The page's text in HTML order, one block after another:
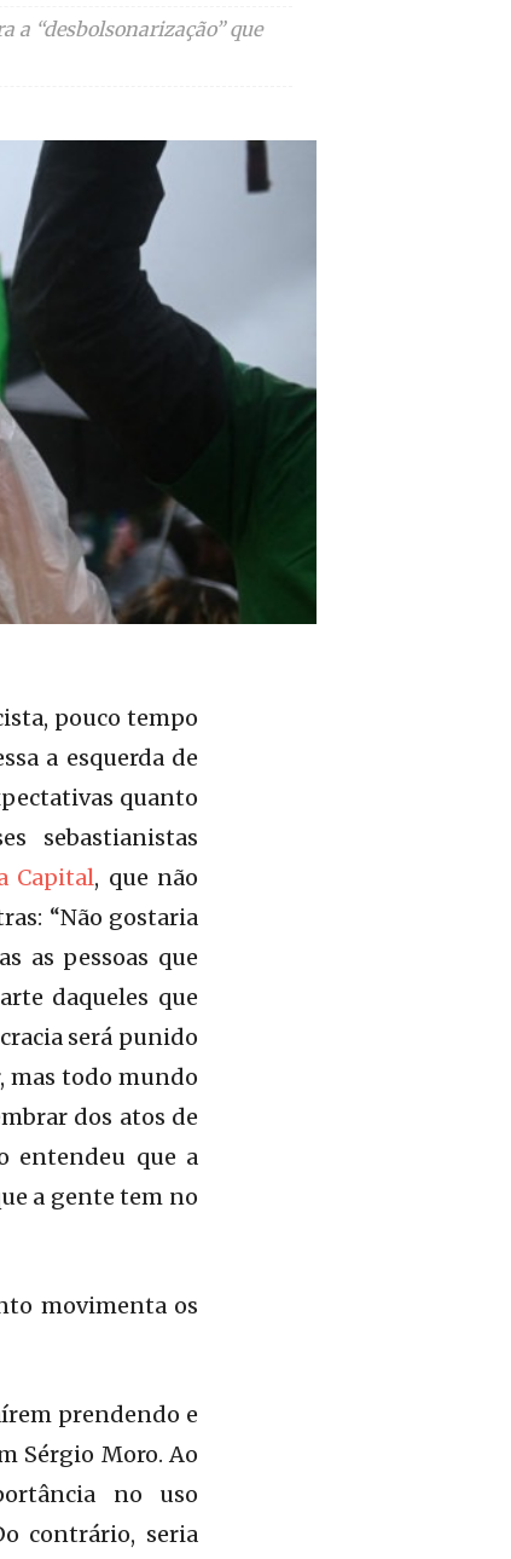
a “desbolsonarização” que
pouco tempo
a esquerda de
quanto
sebastianistas
Capital, que não
“Não gostaria
as pessoas que
daqueles que
será punido
mas todo mundo
dos atos de
entendeu que a
a gente tem no
movimenta os
prendendo e
Sérgio Moro. Ao
no uso
contrário, seria